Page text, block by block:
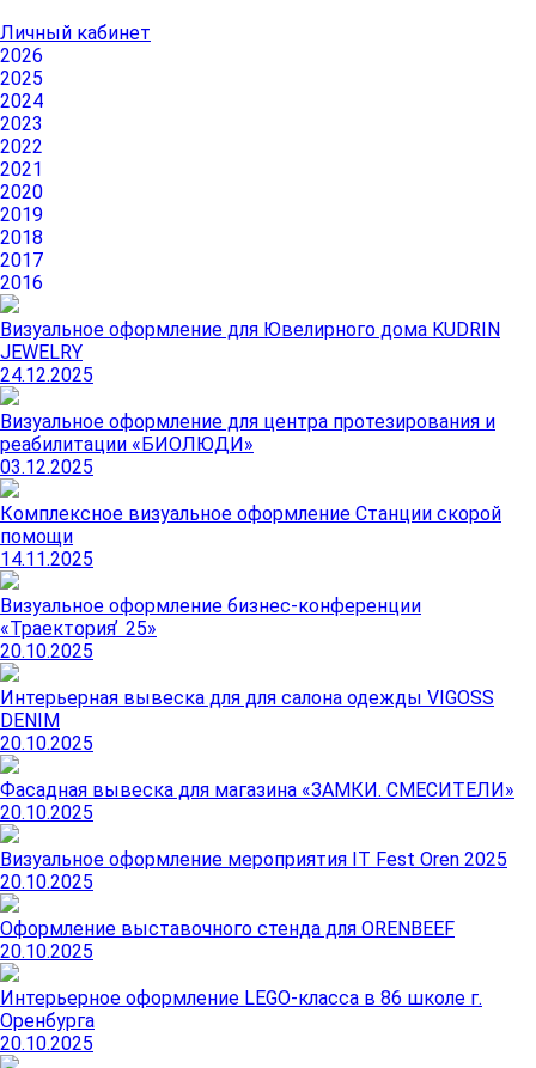
Личный кабинет
2026
2025
2024
2023
2022
2021
2020
2019
2018
2017
2016
Визуальное оформление для Ювелирного дома KUDRIN
JEWELRY
24.12.2025
Визуальное оформление для центра протезирования и
реабилитации «БИОЛЮДИ»
03.12.2025
Комплексное визуальное оформление Станции скорой
помощи
14.11.2025
Визуальное оформление бизнес-конференции
«Траектория ̓ 25»
20.10.2025
Интерьерная вывеска для для салона одежды VIGOSS
DENIM
20.10.2025
Фасадная вывеска для магазина «ЗАМКИ. СМЕСИТЕЛИ»
20.10.2025
Визуальное оформление мероприятия IT Fest Oren 2025
20.10.2025
Оформление выставочного стенда для ORENBEEF
20.10.2025
Интерьерное оформление LEGО-класса в 86 школе г.
Оренбурга
20.10.2025